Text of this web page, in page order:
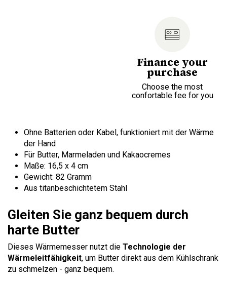
Finance your
purchase
Choose the most
confortable fee for you
Ohne Batterien oder Kabel, funktioniert mit der Wärme
der Hand
Für Butter, Marmeladen und Kakaocremes
Maße: 16,5 x 4 cm
Gewicht: 82 Gramm
Aus titanbeschichtetem Stahl
Gleiten Sie ganz bequem durch
harte Butter
Dieses Wärmemesser nutzt die Technologie der
Wärmeleitfähigkeit, um Butter direkt aus dem Kühlschrank
zu schmelzen - ganz bequem.